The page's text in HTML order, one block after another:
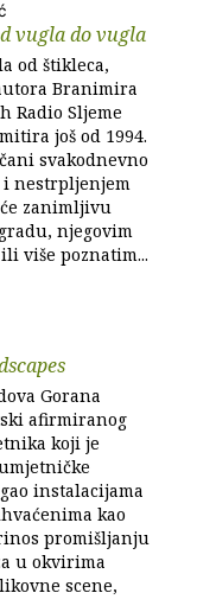
vugla do vugla
od štikleca,
Branimira
Radio Sljeme
još od 1994.
svakodnevno
i nestrpljenjem
zanimljivu
njegovim
više poznatim...
Gorana
afirmiranog
koji je
instalacijama
kao
promišljanju
u okvirima
scene,